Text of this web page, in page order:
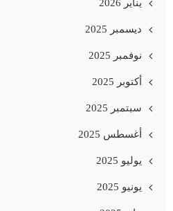
يناير 2026
ديسمبر 2025
نوفمبر 2025
أكتوبر 2025
سبتمبر 2025
أغسطس 2025
يوليو 2025
يونيو 2025